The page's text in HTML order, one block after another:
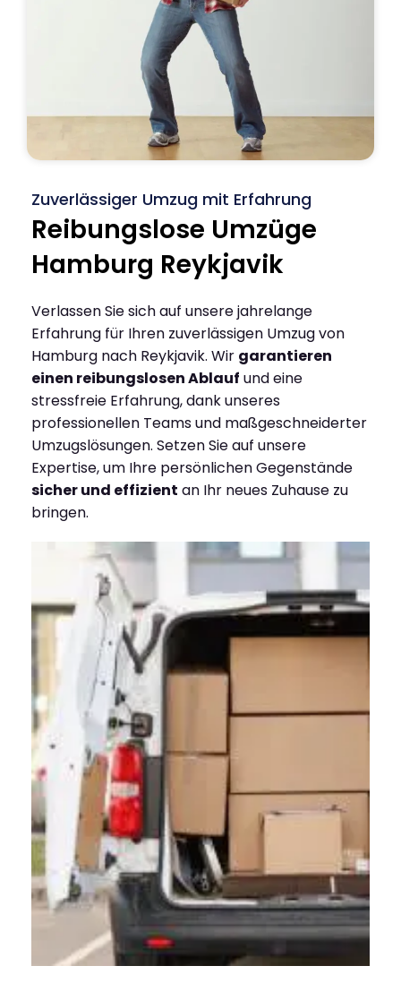
Zuverlässiger Umzug mit Erfahrung
Reibungslose Umzüge
Hamburg Reykjavik
Verlassen Sie sich auf unsere jahrelange
Erfahrung für Ihren zuverlässigen Umzug von
Hamburg nach Reykjavik. Wir garantieren
einen reibungslosen Ablauf und eine
stressfreie Erfahrung, dank unseres
professionellen Teams und maßgeschneiderter
Umzugslösungen. Setzen Sie auf unsere
Expertise, um Ihre persönlichen Gegenstände
sicher und effizient an Ihr neues Zuhause zu
bringen.